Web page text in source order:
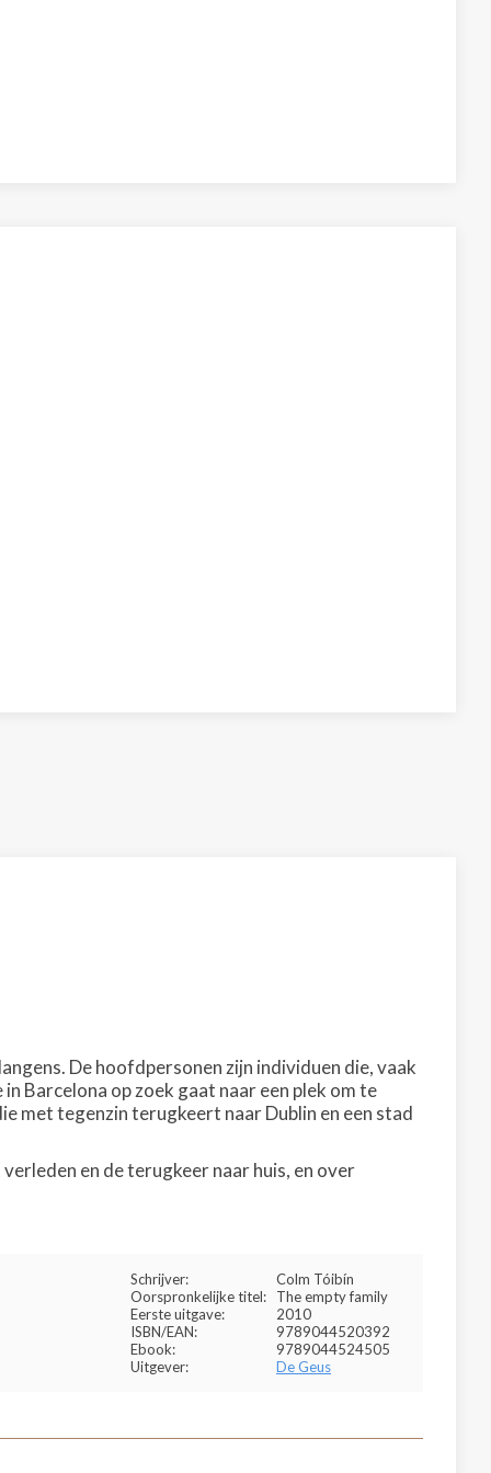
De hoofdpersonen zijn individuen die, vaak
Barcelona op zoek gaat naar een plek om te
met tegenzin terugkeert naar Dublin en een stad
en de terugkeer naar huis, en over
Schrijver:
Colm Tóibín
Oorspronkelijke titel:
The empty family
Eerste uitgave:
2010
ISBN/EAN:
9789044520392
Ebook:
9789044524505
Uitgever:
De Geus